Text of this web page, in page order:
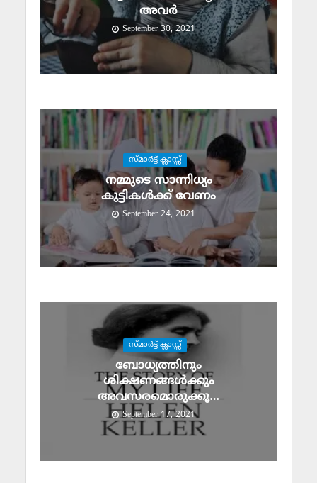
അവര്‍
September 30, 2021
സ്മാര്‍ട്ട് ക്ലാസ്സ്‌
നമ്മുടെ സാന്നിധ്യം
കുട്ടികള്‍ക്ക് വേണം
September 24, 2021
സ്മാര്‍ട്ട് ക്ലാസ്സ്‌
ബോധ്യത്തിനും
ശിക്ഷണങ്ങള്‍ക്കും
അവസരമൊരുക്കൂ…
September 17, 2021